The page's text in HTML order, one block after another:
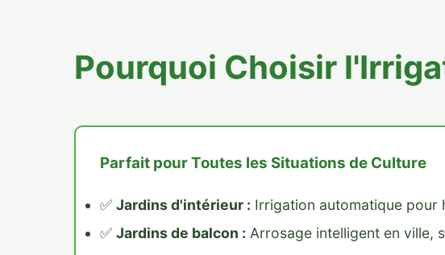
Pourquoi Choisir
Parfait pour Toutes les Situations de Culture
✅ Jardins d'intérieur : Irrigation automatique pour
✅ Jardins de balcon : Arrosage intelligent en ville,